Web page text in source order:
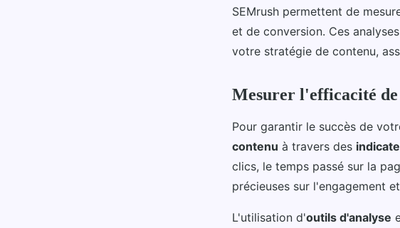
SEMrush permettent de
et de conversion. Ces
votre stratégie de contenu,
Mesurer l'efficacité
Pour garantir le succès de
contenu à travers des
clics, le temps passé sur la
précieuses sur l'engagement
L'utilisation d'outils d'analyse